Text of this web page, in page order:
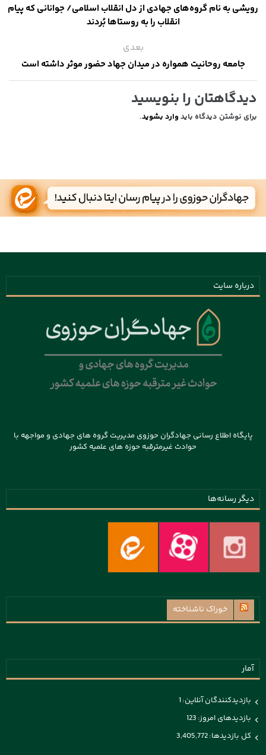
رویشی به نام گروه‌های جهادی از دل انقلاب اسلامی/ جوانانی که پیام
انقلاب را به روستاها بُردند
بعدی
جامعه روحانیت همواره در میدان جهاد حضور موثر داشته است
دیدگاهتان را بنویسید
برای نوشتن دیدگاه باید وارد بشوید.
درباره سایت
پایگاه اطلاع رسانی جهادگران حوزوی مدیریت گروه های جهادی و مواجهه با
حوادث غیرمترقبه حوزه های علمیه کشور
دیگر رسانه‌ها
خوراک ناشناخته
آمار
بازدیدکنندگان آنلاین:1
بازدیدهای امروز: 123
کل بازدیدها:3,405,772